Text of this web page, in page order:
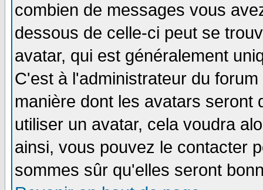
combien de messages vous
dessous de celle-ci peut se
avatar, qui est généralement
C'est à l'administrateur du
manière dont les avatars seront
utiliser un avatar, cela voudra
ainsi, vous pouvez le contacter
sommes sûr qu'elles seront